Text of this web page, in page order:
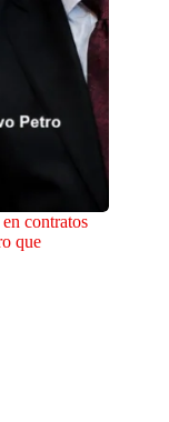
contratos
que